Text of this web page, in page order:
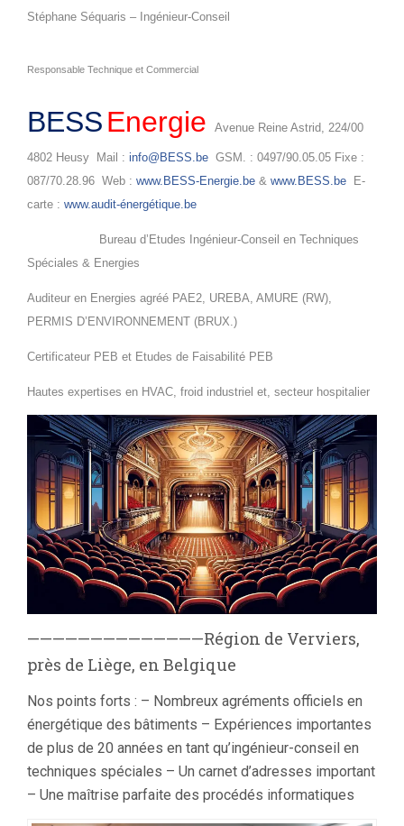
Stéphane Séquaris – Ingénieur-Conseil
Responsable Technique et Commercial
BESSEnergie Avenue Reine Astrid, 224/00
4802 Heusy Mail : info@BESS.be GSM. : 0497/90.05.05 Fixe :
087/70.28.96 Web : www.BESS-Energie.be & www.BESS.be E-
carte : www.audit-énergétique.be
Bureau d’Etudes Ingénieur-Conseil en Techniques
Spéciales & Energies
Auditeur en Energies agréé PAE2, UREBA, AMURE (RW),
PERMIS D’ENVIRONNEMENT (BRUX.)
Certificateur PEB et Etudes de Faisabilité PEB
Hautes expertises en HVAC, froid industriel et, secteur hospitalier
——————————————Région de Verviers,
près de Liège, en Belgique
Nos points forts : – Nombreux agréments officiels en
énergétique des bâtiments – Expériences importantes
de plus de 20 années en tant qu’ingénieur-conseil en
techniques spéciales – Un carnet d’adresses important
– Une maîtrise parfaite des procédés informatiques